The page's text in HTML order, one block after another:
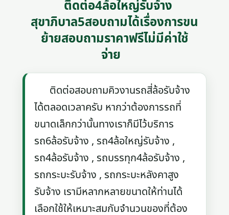
ติดต่อ4ล้อใหญ่รับจ้าง
สุขาภิบาล5สอบถามได้เรื่องการขน
ย้ายสอบถามราคาฟรีไม่มีค่าใช้
จ่าย
ติดต่อสอบถามคิวงานรถสี่ล้อรับจ้าง
ได้ตลอดเวลาครับ หากว่าต้องการรถที่
ขนาดเล็กกว่านั้นทางเราก็มีไว้บริการ
รถ6ล้อรับจ้าง , รถ4ล้อใหญ่รับจ้าง ,
รถ4ล้อรับจ้าง , รถบรรทุก4ล้อรับจ้าง ,
รถกระบะรับจ้าง , รถกระบะหลังคาสูง
รับจ้าง เรามีหลากหลายขนาดให้ท่านได้
เลือกใช้ให้เหมาะสมกับจำนวนของที่ต้อง